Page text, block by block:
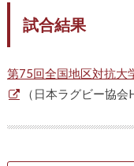
試合結果
第75回全国地区対抗
（日本ラグビー協会